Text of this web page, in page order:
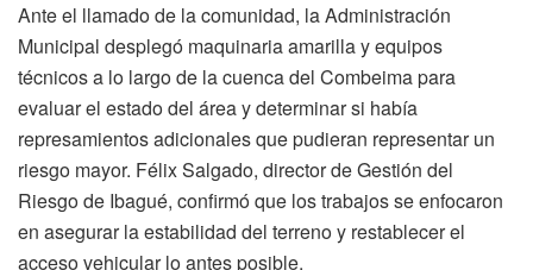
Ante el llamado de la comunidad, la Administración
Municipal desplegó maquinaria amarilla y equipos
técnicos a lo largo de la cuenca del Combeima para
evaluar el estado del área y determinar si había
represamientos adicionales que pudieran representar un
riesgo mayor. Félix Salgado, director de Gestión del
Riesgo de Ibagué, confirmó que los trabajos se enfocaron
en asegurar la estabilidad del terreno y restablecer el
acceso vehicular lo antes posible.